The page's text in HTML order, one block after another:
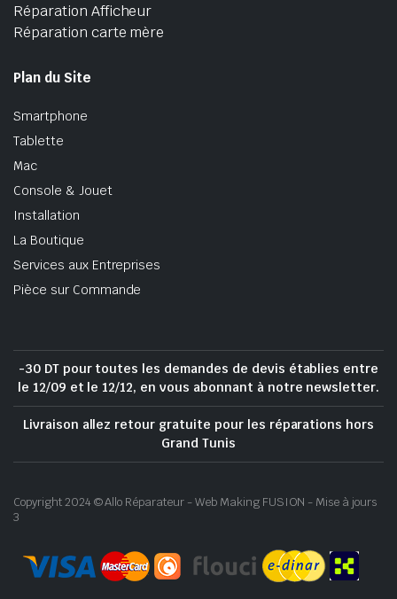
Réparation Afficheur
Réparation carte mère
Plan du Site
Smartphone
Tablette
Mac
Console & Jouet
Installation
La Boutique
Services aux Entreprises
Pièce sur Commande
-30 DT pour toutes les demandes de devis établies entre
le 12/09 et le 12/12, en vous abonnant à notre newsletter.
Livraison allez retour gratuite pour les réparations hors
Grand Tunis
Copyright 2024 © Allo Réparateur - Web Making FUSION - Mise à jours
3